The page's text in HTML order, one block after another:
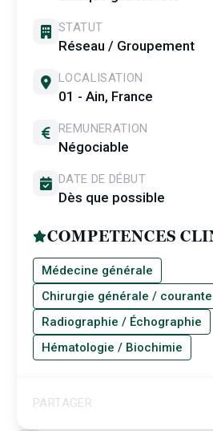
STATUT
Réseau / Groupement
LOCALISATION
01 - Ain, France
REMUNERATION
Négociable
DATE DE DÉBUT
Dès que possible
COMPETENCES
Médecine générale
Chirurgie générale / courante
Radiographie / Échographie
Hématologie / Biochimie
PARTAGER